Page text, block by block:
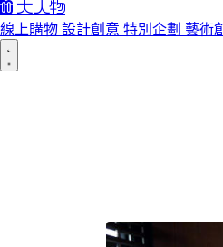
線上購物 設計創意 特別企劃 藝術